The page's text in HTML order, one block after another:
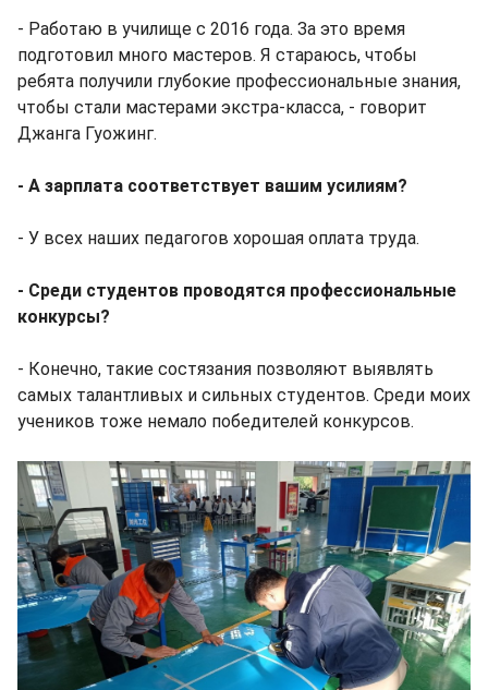
- Работаю в училище с 2016 года. За это время
подготовил много мастеров. Я стараюсь, чтобы
ребята получили глубокие профессиональные знания,
чтобы стали мастерами экстра-класса, - говорит
Джанга Гуожинг.
- А зарплата соответствует вашим усилиям?
- У всех наших педагогов хорошая оплата труда.
- Среди студентов проводятся профессиональные
конкурсы?
- Конечно, такие состязания позволяют выявлять
самых талантливых и сильных студентов. Среди моих
учеников тоже немало победителей конкурсов.